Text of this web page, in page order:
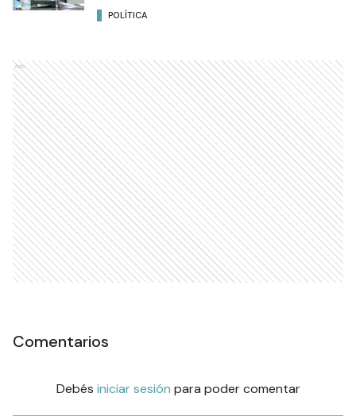
POLÍTICA
Ads
Comentarios
Debés iniciar sesión para poder comentar